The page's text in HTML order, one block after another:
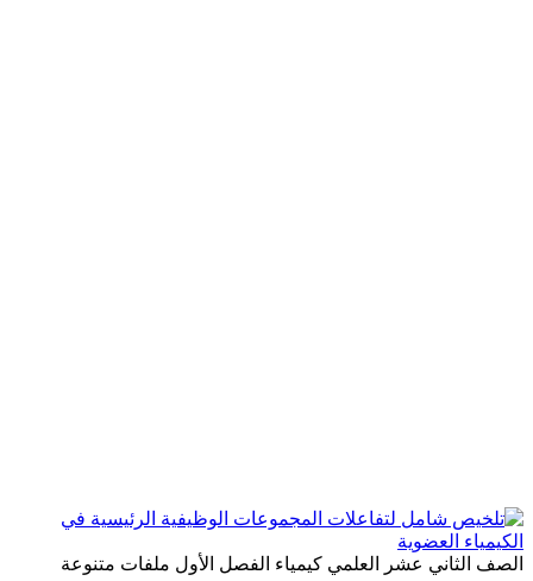
الصف الثاني عشر العلمي كيمياء الفصل الأول ملفات متنوعة